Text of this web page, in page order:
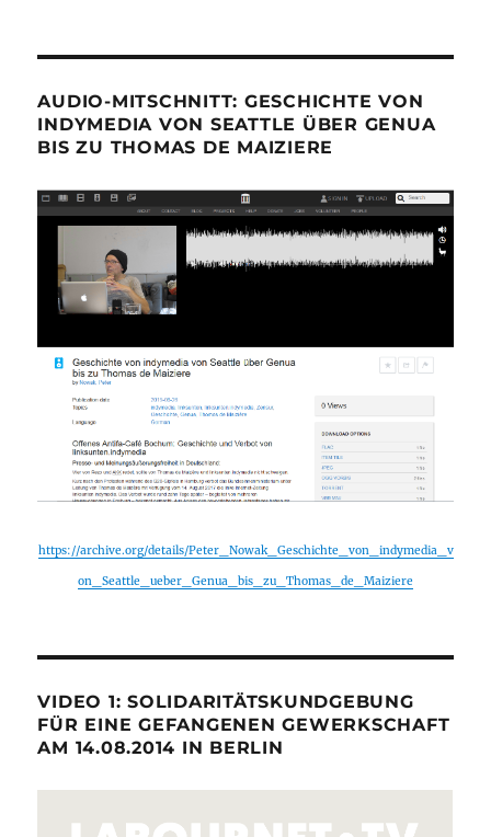
AUDIO-MITSCHNITT: GESCHICHTE VON
INDYMEDIA VON SEATTLE ÜBER GENUA
BIS ZU THOMAS DE MAIZIERE
https://archive.org/details/Peter_Nowak_Geschichte_von_indymedia_v
on_Seattle_ueber_Genua_bis_zu_Thomas_de_Maiziere
VIDEO 1: SOLIDARITÄTSKUNDGEBUNG
FÜR EINE GEFANGENEN GEWERKSCHAFT
AM 14.08.2014 IN BERLIN